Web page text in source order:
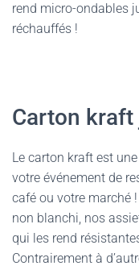
rend micro-ondables
réchauffés !
Carton kraft
Le carton kraft est
votre événement de
café ou votre marché
non blanchi, nos
qui les rend
Contrairement à